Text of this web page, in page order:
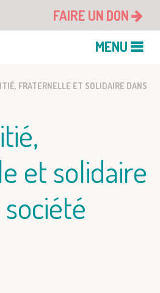
FAIRE UN DON
MENU
FRATERNELLE ET SOLIDAIRE DANS
et solidaire